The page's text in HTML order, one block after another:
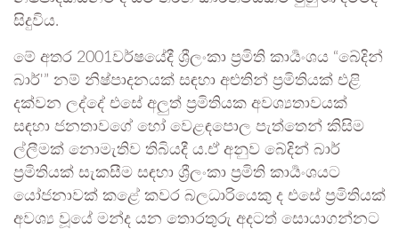
සිදුවිය.
මේ අතර 2001වර්ෂයේදී ශ්‍රීලංකා ප්‍රමිති කාර්‍යංශය “බේදින්
බාර්'” නම් නිෂ්පාදනයක් සඳහා අළුතින් ප්‍රමිතියක් එළි
දක්වන ලද්දේ එසේ අලුත් ප්‍රමිතියක අවශ්‍යතාවයක්
සඳහා ජනතාවගේ හෝ වෙළඳපොල පැත්තෙන් කිසිම
ල්ලීමක් නොමැතිව තිබියදී ය.ඒ අනුව බේදින් බාර්
ප්‍රමිතියක් සැකසීම සඳහා ශ්‍රීලංකා ප්‍රමිති කාර්‍යංශයට
යෝජනාවක් කළේ කවර බලධාරියෙකු ද එසේ ප්‍රමිතියක්
අවශ්‍ය වූයේ මන්ද යන තොරතුරු අදටත් සොයාගන්නට